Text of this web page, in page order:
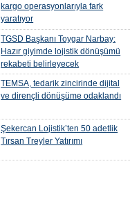
kargo operasyonlarıyla fark
yaratıyor
TGSD Başkanı Toygar Narbay:
Hazır giyimde lojistik dönüşümü
rekabeti belirleyecek
TEMSA, tedarik zincirinde dijital
ve dirençli dönüşüme odaklandı
Şekercan Lojistik’ten 50 adetlik
Tırsan Treyler Yatırımı